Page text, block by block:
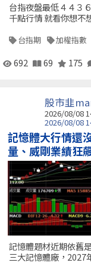
台指夜盤最低４４３
千點行情 就看你想不
台指期 加權指數
692 69 175
股市韭
2026/08/08
2026/08/08
記憶體大行情還
量、威剛業績狂
記憶體題材近期依舊
三大記憶體廠，2027